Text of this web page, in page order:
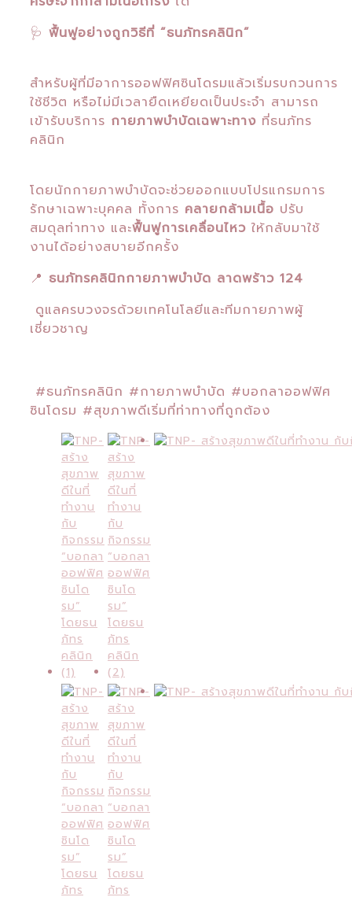
🩺 ฟื้นฟูอย่างถูกวิธีที่ “ธนภัทรคลินิก”
สำหรับผู้ที่มีอาการออฟฟิศซินโดรมแล้วเริ่มรบกวนการ
ใช้ชีวิต หรือไม่มีเวลายืดเหยียดเป็นประจำ สามารถ
เข้ารับบริการ กายภาพบำบัดเฉพาะทาง ที่ธนภัทร
คลินิก
โดยนักกายภาพบำบัดจะช่วยออกแบบโปรแกรมการ
รักษาเฉพาะบุคคล ทั้งการ คลายกล้ามเนื้อ ปรับ
สมดุลท่าทาง และฟื้นฟูการเคลื่อนไหว ให้กลับมาใช้
งานได้อย่างสบายอีกครั้ง
📍 ธนภัทรคลินิกกายภาพบำบัด ลาดพร้าว 124
ดูแลครบวงจรด้วยเทคโนโลยีและทีมกายภาพผู้
เชี่ยวชาญ
#ธนภัทรคลินิก #กายภาพบำบัด #บอกลาออฟฟิศ
ซินโดรม #สุขภาพดีเริ่มที่ท่าทางที่ถูกต้อง